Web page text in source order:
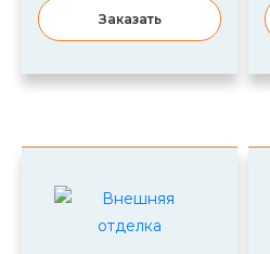
Заказать